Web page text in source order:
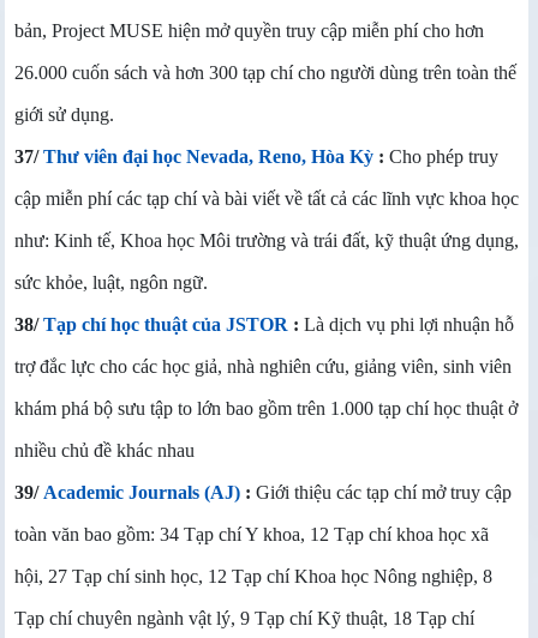
bản, Project MUSE hiện mở quyền truy cập miễn phí cho hơn
26.000 cuốn sách và hơn 300 tạp chí cho người dùng trên toàn thế
giới sử dụng.
37/Thư viên đại học Nevada, Reno, Hòa Kỳ : Cho phép truy
cập miễn phí các tạp chí và bài viết về tất cả các lĩnh vực khoa học
như: Kinh tế, Khoa học Môi trường và trái đất, kỹ thuật ứng dụng,
sức khỏe, luật, ngôn ngữ.
38/Tạp chí học thuật của JSTOR : Là dịch vụ phi lợi nhuận hỗ
trợ đắc lực cho các học giả, nhà nghiên cứu, giảng viên, sinh viên
khám phá bộ sưu tập to lớn bao gồm trên 1.000 tạp chí học thuật ở
nhiều chủ đề khác nhau
39/ Academic Journals (AJ) : Giới thiệu các tạp chí mở truy cập
toàn văn bao gồm: 34 Tạp chí Y khoa, 12 Tạp chí khoa học xã
hội, 27 Tạp chí sinh học, 12 Tạp chí Khoa học Nông nghiệp, 8
Tạp chí chuyên ngành vật lý, 9 Tạp chí Kỹ thuật, 18 Tạp chí